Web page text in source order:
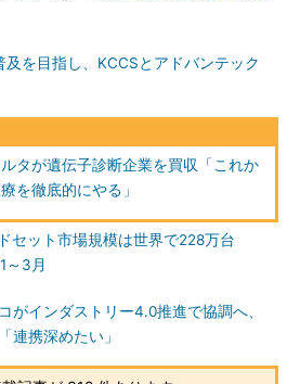
及を目指し、KCCSとアドバンテック
タが遺伝子診断企業を買収「これか
を徹底的にやる」
セット市場規模は世界で228万台
3月
がインダストリー4.0推進で協調へ、
連携深めたい」